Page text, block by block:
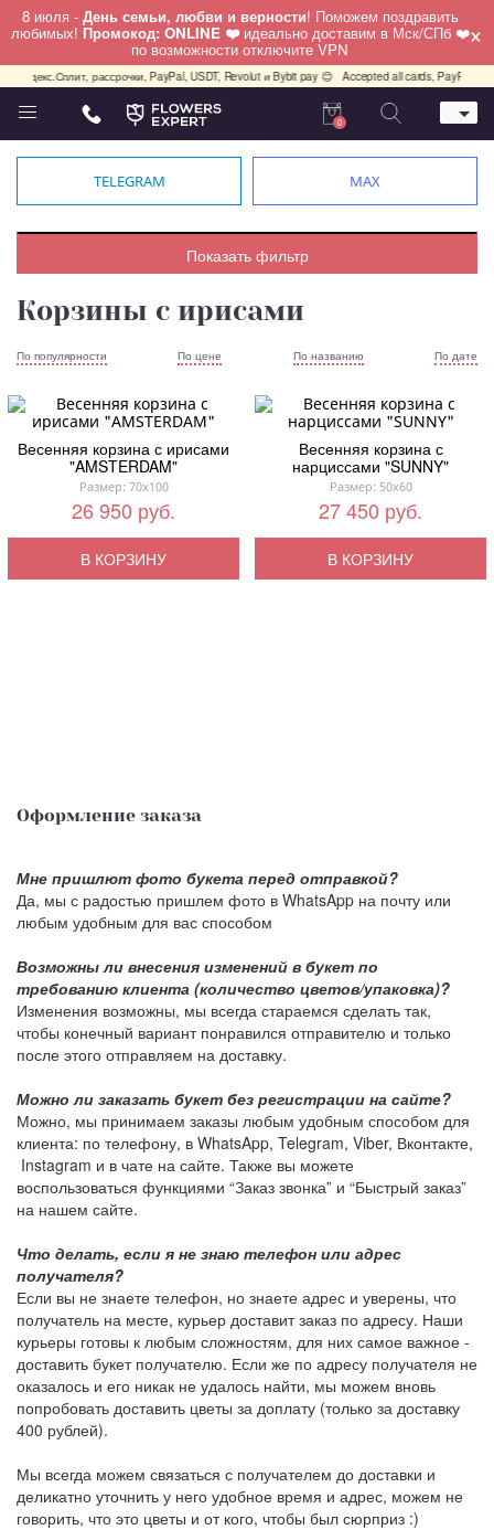
8 июля - День семьи, любви и верности! Поможем поздравить
любимых! Промокод: ONLINE ❤️ идеально доставим в Мск/СПб ❤️
по возможности отключите VPN ×
рассрочки, PayPal, USDT, Revolut и Bybit pay 😊 Accepted all cards, PayPal,
Телефон
+7 (495) 982-55-05
Москва, Бауманская 20 стр 7
работаем круглосуточно
0
TELEGRAM MAX
Показать фильтр
Корзины с ирисами
По популярности По цене По названию По дате
Весенняя корзина с ирисами
"AMSTERDAM"
Размер: 70x100
26 950 руб.
В КОРЗИНУ
Весенняя корзина с
нарциссами "SUNNY"
Размер: 50x60
27 450 руб.
В КОРЗИНУ
Оформление заказа
Мне пришлют фото букета перед отправкой?
Да, мы с радостью пришлем фото в WhatsApp на почту или
любым удобным для вас способом
Возможны ли внесения изменений в букет по
требованию клиента (количество цветов/упаковка)?
Изменения возможны, мы всегда стараемся сделать так,
чтобы конечный вариант понравился отправителю и только
после этого отправляем на доставку.
Можно ли заказать букет без регистрации на сайте?
Можно, мы принимаем заказы любым удобным способом для
клиента: по телефону, в WhatsApp, Telegram, Viber, Вконтакте,
Instagram и в чате на сайте. Также вы можете
воспользоваться функциями “Заказ звонка” и “Быстрый заказ”
на нашем сайте.
Что делать, если я не знаю телефон или адрес
получателя?
Если вы не знаете телефон, но знаете адрес и уверены, что
получатель на месте, курьер доставит заказ по адресу. Наши
курьеры готовы к любым сложностям, для них самое важное -
доставить букет получателю. Если же по адресу получателя не
оказалось и его никак не удалось найти, мы можем вновь
попробовать доставить цветы за доплату (только за доставку
400 рублей).
Мы всегда можем связаться с получателем до доставки и
деликатно уточнить у него удобное время и адрес, можем не
говорить, что это цветы и от кого, чтобы был сюрприз :)